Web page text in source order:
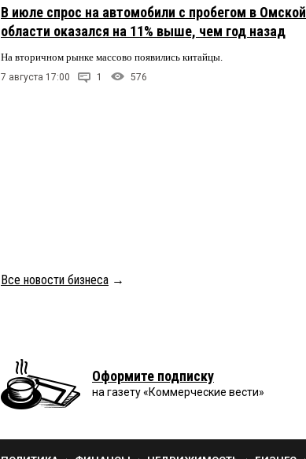
В июле спрос на автомобили с пробегом в Омской
области оказался на 11% выше, чем год назад
На вторичном рынке массово появились китайцы.
7 августа 17:00 1 576
Все новости бизнеса →
Оформите подписку
на газету «Коммерческие вести»